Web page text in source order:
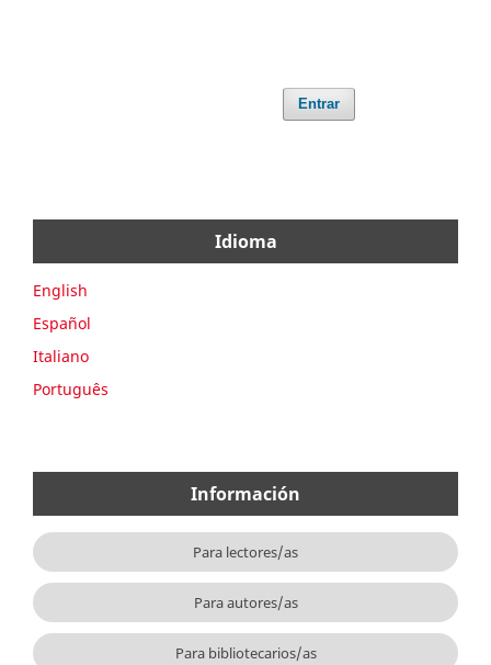
Entrar
Idioma
English
Español
Italiano
Português
Información
Para lectores/as
Para autores/as
Para bibliotecarios/as